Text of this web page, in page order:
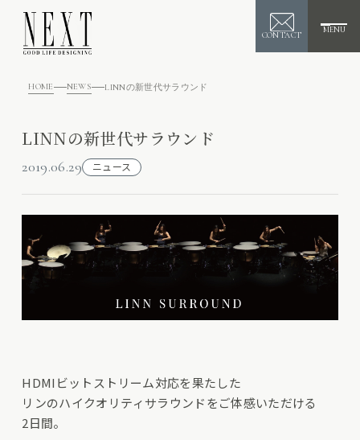
CONTACT
MENU
HOME NEWS LINNの新世代サラウンド
LINNの新世代サラウンド
2019.06.29 ニュース
HDMIビットストリーム対応を果たした
リンのハイクオリティサラウンドをご体感いただける
2日間。